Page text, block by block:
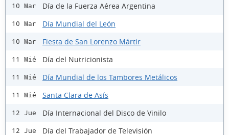
10 Mar Día de la Fuerza Aérea Argentina
10 Mar Día Mundial del León
10 Mar Fiesta de San Lorenzo Mártir
11 Mié Día del Nutricionista
11 Mié Día Mundial de los Tambores Metálicos
11 Mié Santa Clara de Asís
12 Jue Día Internacional del Disco de Vinilo
12 Jue Día del Trabajador de Televisión